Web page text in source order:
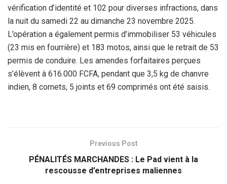
vérification d’identité et 102 pour diverses infractions, dans
la nuit du samedi 22 au dimanche 23 novembre 2025.
L’opération a également permis d’immobiliser 53 véhicules
(23 mis en fourrière) et 183 motos, ainsi que le retrait de 53
permis de conduire. Les amendes forfaitaires perçues
s’élèvent à 616.000 FCFA, pendant que 3,5 kg de chanvre
indien, 8 cornets, 5 joints et 69 comprimés ont été saisis.
Previous Post
PÉNALITÉS MARCHANDES : Le Pad vient à la
rescousse d’entreprises maliennes